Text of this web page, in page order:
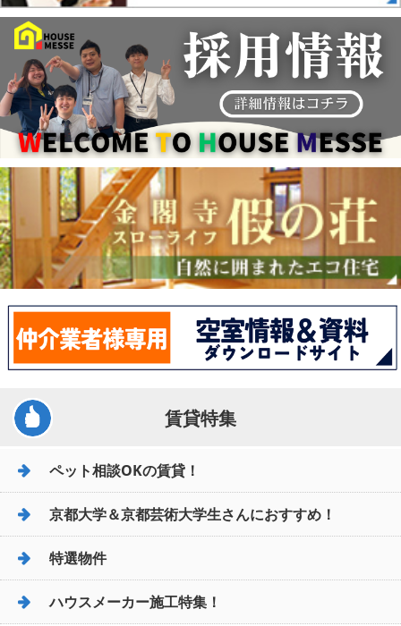
賃貸特集
ペット相談OKの賃貸！
京都大学＆京都芸術大学生さんにおすすめ！
特選物件
ハウスメーカー施工特集！